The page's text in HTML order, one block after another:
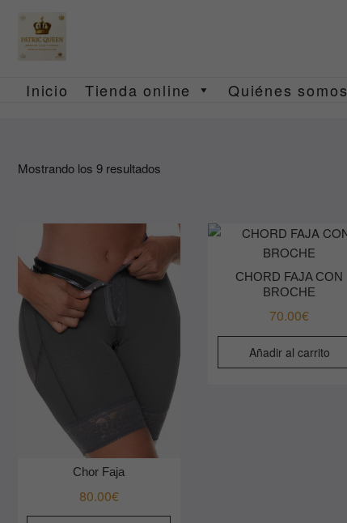
contenido
Inicio Tienda online Quiénes somos
Mostrando los 9 resultados
Chor Faja
80.00€
CHORD FAJA CON
BROCHE
70.00€
Añadir al carrito